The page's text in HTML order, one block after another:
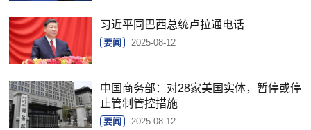
习近平同巴西总统卢拉通电话
要闻 2025-08-12
中国商务部：对28家美国实体，暂停或停
止管制管控措施
要闻 2025-08-12